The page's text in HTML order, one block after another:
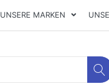
UNSERE MARKEN